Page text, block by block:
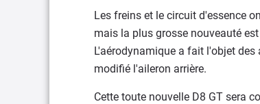
Les freins et le circuit d'essence
mais la plus grosse nouveauté
L'aérodynamique a fait l'objet
modifié l'aileron arrière.
Cette toute nouvelle D8 GT sera